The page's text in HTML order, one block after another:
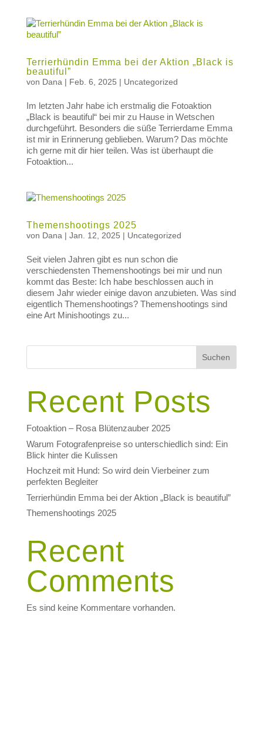
Terrierhündin Emma bei der Aktion „Black is
beautiful”
von Dana | Feb. 6, 2025 | Uncategorized
Im letzten Jahr habe ich erstmalig die Fotoaktion
„Black is beautiful“ bei mir zu Hause in Wetschen
durchgeführt. Besonders die süße Terrierdame Emma
ist mir in Erinnerung geblieben. Warum? Das möchte
ich gerne mit dir hier teilen. Was ist überhaupt die
Fotoaktion...
Themenshootings 2025
von Dana | Jan. 12, 2025 | Uncategorized
Seit vielen Jahren gibt es nun schon die
verschiedensten Themenshootings bei mir und nun
kommt das Beste: Ich habe beschlossen auch in
diesem Jahr wieder einige davon anzubieten. Was sind
eigentlich Themenshootings? Themenshootings sind
eine Art Minishootings zu...
Suchen
Recent Posts
Fotoaktion – Rosa Blütenzauber 2025
Warum Fotografenpreise so unterschiedlich sind: Ein
Blick hinter die Kulissen
Hochzeit mit Hund: So wird dein Vierbeiner zum
perfekten Begleiter
Terrierhündin Emma bei der Aktion „Black is beautiful”
Themenshootings 2025
Recent
Comments
Es sind keine Kommentare vorhanden.